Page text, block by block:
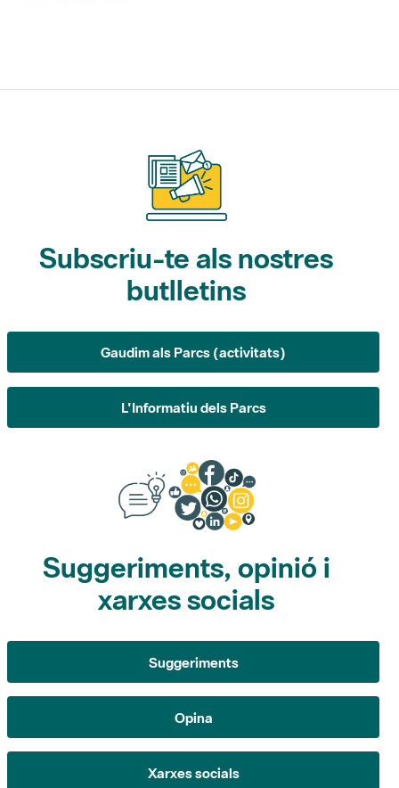
Subscriu-te als nostres
butlletins
Gaudim als Parcs (activitats)
L'Informatiu dels Parcs
Suggeriments, opinió i
xarxes socials
Suggeriments
Opina
Xarxes socials